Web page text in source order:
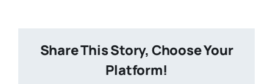
Share This Story, Choose Your
Platform!